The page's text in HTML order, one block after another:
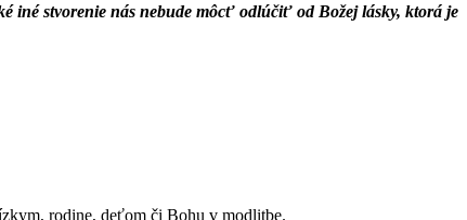
iné stvorenie nás nebude môcť odlúčiť od Božej lásky, ktorá je
rodine, deťom či Bohu v modlitbe.